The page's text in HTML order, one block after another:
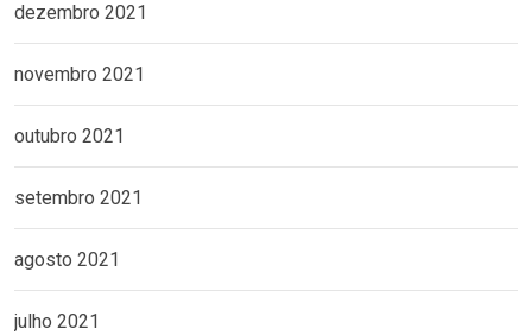
dezembro 2021
novembro 2021
outubro 2021
setembro 2021
agosto 2021
julho 2021